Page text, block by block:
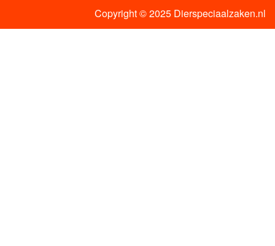
Copyright © 2025 Dierspeciaalzaken.nl